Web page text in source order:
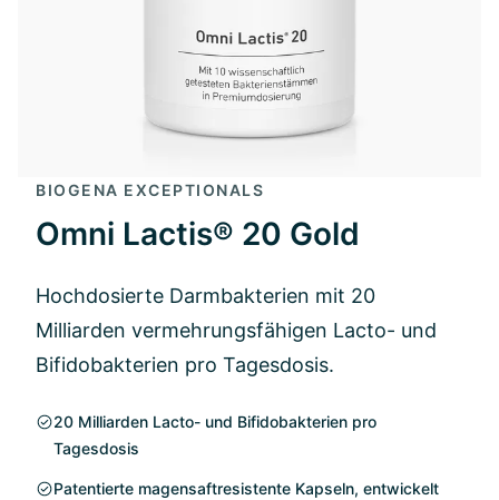
BIOGENA EXCEPTIONALS
Omni Lactis® 20 Gold
Hochdosierte Darmbakterien mit 20
Milliarden vermehrungsfähigen Lacto- und
Bifidobakterien pro Tagesdosis.
20 Milliarden Lacto- und Bifidobakterien pro
Tagesdosis
Patentierte magensaftresistente Kapseln, entwickelt